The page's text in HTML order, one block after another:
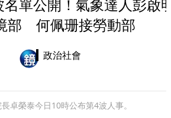
單公開！氣象達人彭啟
部 何佩珊接勞動部
政治社會
卓榮泰今日10時公布第4波人事。